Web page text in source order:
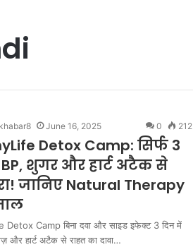
June 16, 2025 0 212
Detox Camp: सिर्फ 3
शुगर और हार्ट अटैक से
जानिए Natural Therapy
Camp बिना दवा और साइड इफेक्ट 3 दिन में
और हार्ट अटैक से राहत का दावा…